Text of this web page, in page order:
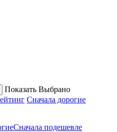
Показать Выбрано
Сначала дорогие
Сначала подешевле